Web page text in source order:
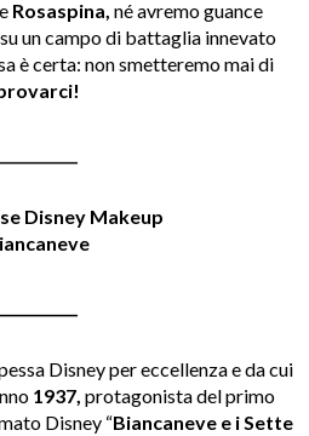
Rosaspina, né avremo guance
un campo di battaglia innevato
è certa: non smetteremo mai di
Disney Makeup
Disney per eccellenza e da cui
1937, protagonista del primo
Disney “Biancaneve e i Sette